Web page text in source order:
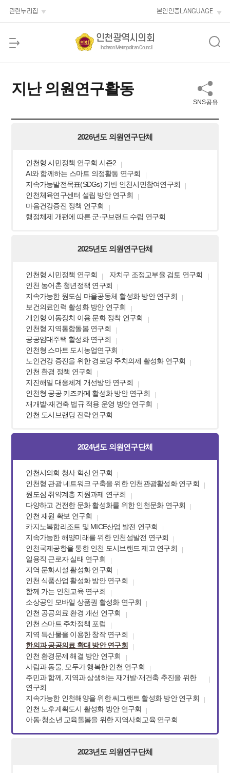
관련누리집 본인인증LANGUAGE
인천광역시의회
Incheon Metropolitan Council
지난 의원연구활동
SNS공유
2026년도 의원연구단체
인천형 시민정책 연구회 시즌2
AI와 함께하는 스마트 의정활동 연구회
지속가능발전목표(SDGs) 기반 인천시민참여연구회
인천체육연구센터 설립 방안 연구회
마음건강증진 정책 연구회
행정체제 개편에 따른 군·구브랜드 수립 연구회
2025년도 의원연구단체
인천형 시민정책 연구회
자치구 조정교부율 검토 연구회
인천 농어촌 청년정책 연구회
지속가능한 원도심 마을공동체 활성화 방안 연구회
보건의료인력 활성화 방안 연구회
개인형 이동장치 이용 문화 정착 연구회
인천형 지역통합돌봄 연구회
공공임대주택 활성화 연구회
인천형 스마트 도시농업연구회
노인건강 증진을 위한 경로당 주치의제 활성화 연구회
인천 환경 정책 연구회
지진해일 대응체계 개선방안 연구회
인천형 공공 키즈카페 활성화 방안 연구회
재개발·재건축 법규 적용 운영 방안 연구회
인천 도시브랜딩 전략 연구회
2024년도 의원연구단체
인천시의회 청사 혁신 연구회
인천형 관광 네트워크 구축을 위한 인천관광활성화 연구회
원도심 취약계층 지원과제 연구회
다양하고 건전한 문화 활성화를 위한 인천문화 연구회
인천 재원 확보 연구회
카지노복합리조트 및 MICE산업 발전 연구회
지속가능한 해양미래를 위한 인천섬발전 연구회
인천국제공항을 통한 인천 도시브랜드 제고 연구회
일용직 근로자 실태 연구회
지역 문화시설 활성화 연구회
인천 식품산업 활성화 방안 연구회
함께 가는 인천교육 연구회
소상공인 모바일 상품권 활성화 연구회
인천 공공의료 환경 개선 연구회
인천 스마트 주차정책 포럼
지역 특산물을 이용한 창작 연구회
한의과 공공의료 확대 방안 연구회
인천 환경문제 해결 방안 연구회
사람과 동물, 모두가 행복한 인천 연구회
주민과 함께, 지역과 상생하는 재개발·재건축 추진을 위한
연구회
지속가능한 인천해양을 위한 씨그랜트 활성화 방안 연구회
인천 노후계획도시 활성화 방안 연구회
아동·청소년 교육돌봄을 위한 지역사회교육 연구회
2023년도 의원연구단체